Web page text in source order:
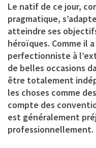
Le natif de ce jour,
pragmatique,
atteindre ses
héroïques. Comme il
perfectionniste à
de belles occasions
être totalement
les choses comme
compte des
est généralement
professionnellement.